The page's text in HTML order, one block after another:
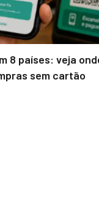
8 países: veja
sem cartão